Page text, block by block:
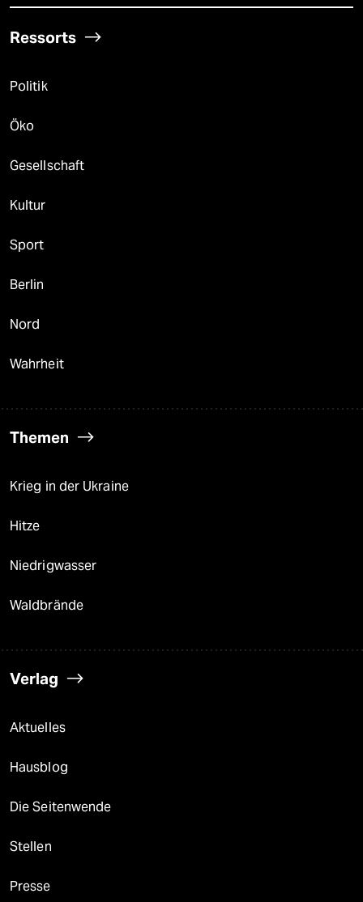
Ressorts
Politik
Öko
Gesellschaft
Kultur
Sport
Berlin
Nord
Wahrheit
Themen
Krieg in der Ukraine
Hitze
Niedrigwasser
Waldbrände
Verlag
Aktuelles
Hausblog
Die Seitenwende
Stellen
Presse